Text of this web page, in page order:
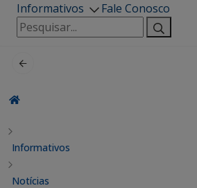
Informativos
Fale Conosco
Pesquisar
por:
Informativos
Notícias